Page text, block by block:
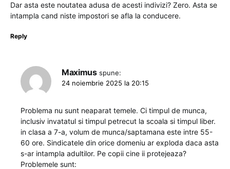
Dar asta este noutatea adusa de acesti indivizi? Zero. Asta se
intampla cand niste impostori se afla la conducere.
Reply
Maximus spune:
24 noiembrie 2025 la 20:15
Problema nu sunt neaparat temele. Ci timpul de munca,
inclusiv invatatul si timpul petrecut la scoala si timpul liber.
in clasa a 7-a, volum de munca/saptamana este intre 55-
60 ore. Sindicatele din orice domeniu ar exploda daca asta
s-ar intampla adultilor. Pe copii cine ii protejeaza?
Problemele sunt: